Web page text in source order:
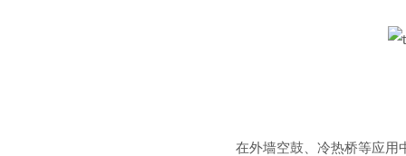
在外墙空鼓、冷热桥等应用